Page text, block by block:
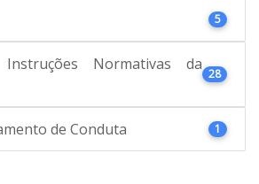
5
Normativas da
28
de Conduta 1